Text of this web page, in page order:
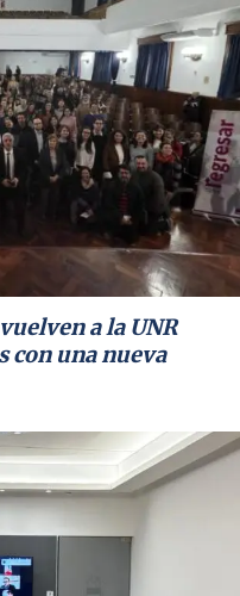
a la UNR
con una nueva